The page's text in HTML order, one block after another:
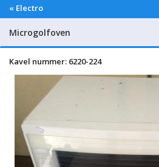
« Electro
Microgolfoven
Kavel nummer: 6220-224